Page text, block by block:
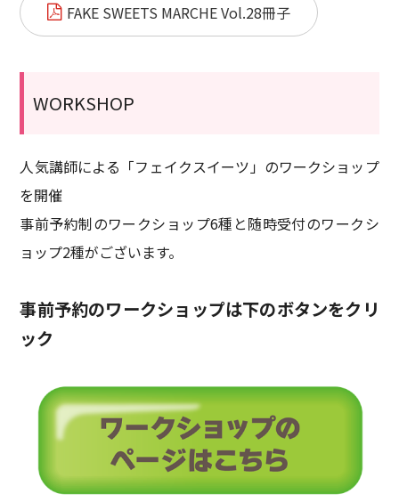
FAKE SWEETS MARCHE Vol.28冊子
WORKSHOP
人気講師による「フェイクスイーツ」のワークショップ
を開催
事前予約制のワークショップ6種と随時受付のワークシ
ョップ2種がございます。
事前予約のワークショップは下のボタンをクリ
ック